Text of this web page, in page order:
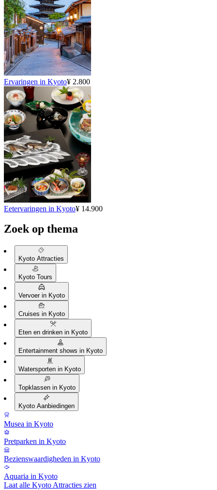
Ervaringen in Kyoto¥ 2.800
Eetervaringen in Kyoto¥ 14.900
Zoek op thema
Kyoto Attracties
Kyoto Tours
Vervoer in Kyoto
Cruises in Kyoto
Eten en drinken in Kyoto
Entertainment shows in Kyoto
Watersporten in Kyoto
Topklassen in Kyoto
Kyoto Aanbiedingen
Musea in Kyoto
Pretparken in Kyoto
Bezienswaardigheden in Kyoto
Aquaria in Kyoto
Laat alle Kyoto Attracties zien